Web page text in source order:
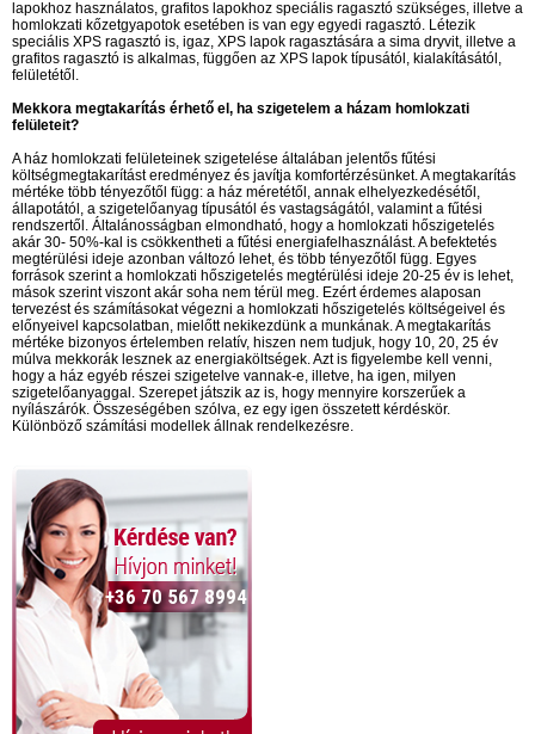
lapokhoz használatos, grafitos lapokhoz speciális ragasztó szükséges, illetve a
homlokzati kőzetgyapotok esetében is van egy egyedi ragasztó. Létezik
speciális XPS ragasztó is, igaz, XPS lapok ragasztására a sima dryvit, illetve a
grafitos ragasztó is alkalmas, függően az XPS lapok típusától, kialakításától,
felületétől.
Mekkora megtakarítás érhető el, ha szigetelem a házam homlokzati
felületeit?
A ház homlokzati felületeinek szigetelése általában jelentős fűtési
költségmegtakarítást eredményez és javítja komfortérzésünket. A megtakarítás
mértéke több tényezőtől függ: a ház méretétől, annak elhelyezkedésétől,
állapotától, a szigetelőanyag típusától és vastagságától, valamint a fűtési
rendszertől. Általánosságban elmondható, hogy a homlokzati hőszigetelés
akár 30- 50%-kal is csökkentheti a fűtési energiafelhasználást. A befektetés
megtérülési ideje azonban változó lehet, és több tényezőtől függ. Egyes
források szerint a homlokzati hőszigetelés megtérülési ideje 20-25 év is lehet,
mások szerint viszont akár soha nem térül meg. Ezért érdemes alaposan
tervezést és számításokat végezni a homlokzati hőszigetelés költségeivel és
előnyeivel kapcsolatban, mielőtt nekikezdünk a munkának. A megtakarítás
mértéke bizonyos értelemben relatív, hiszen nem tudjuk, hogy 10, 20, 25 év
múlva mekkorák lesznek az energiaköltségek. Azt is figyelembe kell venni,
hogy a ház egyéb részei szigetelve vannak-e, illetve, ha igen, milyen
szigetelőanyaggal. Szerepet játszik az is, hogy mennyire korszerűek a
nyílászárók. Összeségében szólva, ez egy igen összetett kérdéskör.
Különböző számítási modellek állnak rendelkezésre.
+36 70 567 8994